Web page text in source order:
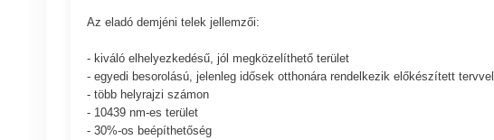
Az eladó demjéni telek jellemzői:
- kiváló elhelyezkedésű, jól megközelíthető terület
- egyedi besorolású, jelenleg idősek otthonára rendelkezik előkészített tervvel
- több helyrajzi számon
- 10439 nm-es terület
- 30%-os beépíthetőség